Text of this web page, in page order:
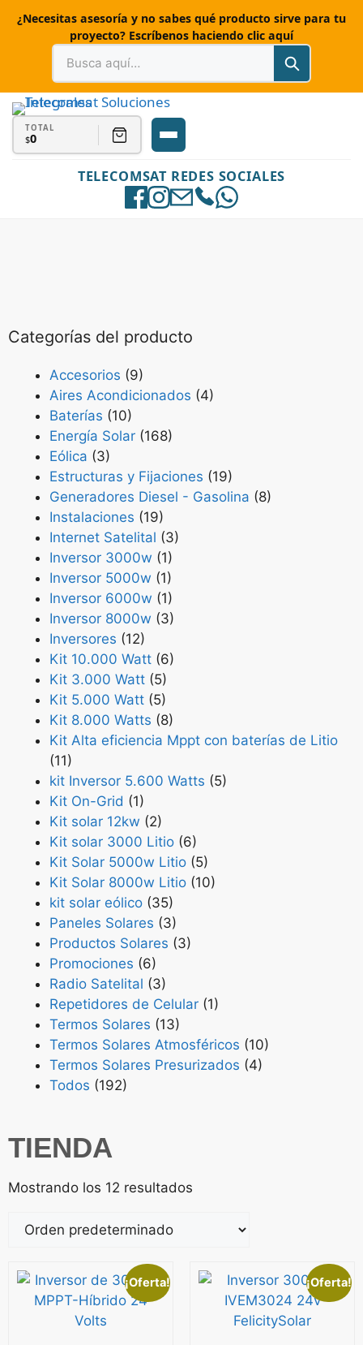
¿Necesitas asesoría y no sabes qué producto sirve para tu
proyecto? Escríbenos haciendo clic aquí
TELECOMSAT REDES SOCIALES
TOTAL
$0
Categorías del producto
Accesorios (9)
Aires Acondicionados (4)
Baterías (10)
Energía Solar (168)
Eólica (3)
Estructuras y Fijaciones (19)
Generadores Diesel - Gasolina (8)
Instalaciones (19)
Internet Satelital (3)
Inversor 3000w (1)
Inversor 5000w (1)
Inversor 6000w (1)
Inversor 8000w (3)
Inversores (12)
Kit 10.000 Watt (6)
Kit 3.000 Watt (5)
Kit 5.000 Watt (5)
Kit 8.000 Watts (8)
Kit Alta eficiencia Mppt con baterías de Litio
(11)
kit Inversor 5.600 Watts (5)
Kit On-Grid (1)
Kit solar 12kw (2)
Kit solar 3000 Litio (6)
Kit Solar 5000w Litio (5)
Kit Solar 8000w Litio (10)
kit solar eólico (35)
Paneles Solares (3)
Productos Solares (3)
Promociones (6)
Radio Satelital (3)
Repetidores de Celular (1)
Termos Solares (13)
Termos Solares Atmosféricos (10)
Termos Solares Presurizados (4)
Todos (192)
TIENDA
Mostrando los 12 resultados
¡Oferta! ¡Oferta!